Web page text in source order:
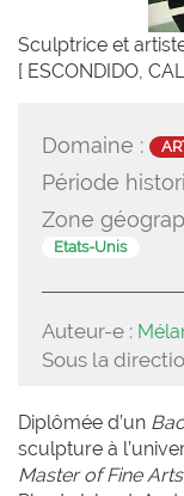
Sculptrice et
[ ESCONDIDO,
Domaine :
Période
Zone
Etats-Unis
Auteur-e :
Sous la
Diplômée d’un
sculpture à
Master of Fine Arts